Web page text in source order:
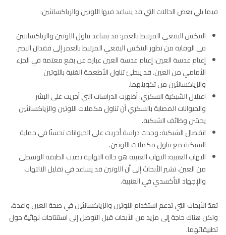
فيما يلي بعض الحالات التي قد يساعد فيها اللوتين والزياكسانثين:
التنكس البقعي المرتبط بالعمر: قد يساعد تناول اللوتين والزياكسانثين
في الوقاية من تطور التنكس البقعي المرتبط بالعمر إلى فقدان البصر.
إعتام عدسة العين: إعتام عدسة العين عبارة عن بقع معتمة في الجزء
الأمامي من العين. قد يبطئ تناول الأطعمة الغنية باللوتين
والزياكسانثين من تكوينهما.
اعتلال الشبكية السكري: أظهرت الدراسات التي أجريت على البشر
والحيوانات المصابة بالسكري أن تناول مكملات اللوتين والزياكسانثين
يحسّن وظائف الشبكية.
انفصال الشبكية: وجدت دراسة أجريت على الحيوانات تحسنًا في حماية
الشبكية مع تناول مكملات اللوتين.
التهاب العنبية: التهاب العنبية هو حالة التهابية تصيب الطبقة الوسطى
من العين. تشير الأبحاث إلى أن اللوتين قد يساعد في تقليل الالتهاب
والإجهاد التأكسدي في العنبية.
تعدّ الأبحاث التي تدعم استخدام اللوتين والزياكسانثين في صحة العين واعدة،
ولكن هناك حاجة إلى مزيد من الأبحاث قبل التوصل إلى استنتاجات نهائية حول
تطبيقاتهما.